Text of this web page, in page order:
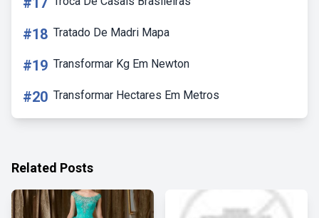
#18 Tratado De Madri Mapa
#19 Transformar Kg Em Newton
#20 Transformar Hectares Em Metros
Related Posts